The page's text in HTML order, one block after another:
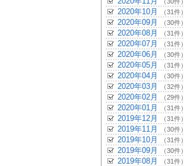
2020年10月 （31件）
2020年09月 （30件）
2020年08月 （31件）
2020年07月 （31件）
2020年06月 （30件）
2020年05月 （31件）
2020年04月 （30件）
2020年03月 （32件）
2020年02月 （29件）
2020年01月 （31件）
2019年12月 （31件）
2019年11月 （30件）
2019年10月 （31件）
2019年09月 （30件）
2019年08月 （31件）